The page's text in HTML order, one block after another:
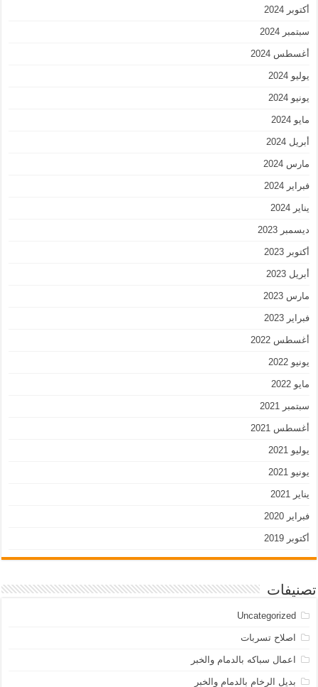
أكتوبر 2024
سبتمبر 2024
أغسطس 2024
يوليو 2024
يونيو 2024
مايو 2024
أبريل 2024
مارس 2024
فبراير 2024
يناير 2024
ديسمبر 2023
أكتوبر 2023
أبريل 2023
مارس 2023
فبراير 2023
أغسطس 2022
يونيو 2022
مايو 2022
سبتمبر 2021
أغسطس 2021
يوليو 2021
يونيو 2021
يناير 2021
فبراير 2020
أكتوبر 2019
تصنيفات
Uncategorized
اصلاح تسربات
اعمال سباكه بالدمام والخبر
بديل الرخام بالدمام والخبر